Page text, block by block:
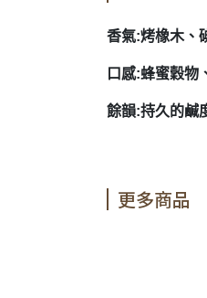
香氣:烤橡木、
口感:蜂蜜穀物
餘韻:持久的鹹
更多商品